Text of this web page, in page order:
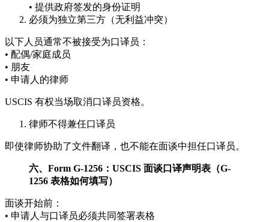
• 提供政府签发的身份证明
必须为独立第三方（无利益冲突）
以下人员通常不被接受为口译员：
• 配偶/家庭成员
• 朋友
• 申请人的律师
USCIS 有权当场取消口译员资格。
律师不得兼任口译员
即使律师协助了文件翻译，也不能在面谈中担任口译员。
六、Form G-1256：USCIS 面谈口译声明表（G-
1256 表格如何填写）
面谈开始前：
• 申请人与口译员必须共同签署表格